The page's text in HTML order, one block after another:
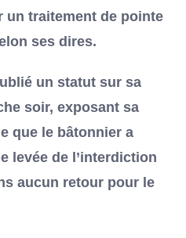
un traitement de pointe
ses dires.
un statut sur sa
soir, exposant sa
que le bâtonnier a
levée de l’interdiction
aucun retour pour le